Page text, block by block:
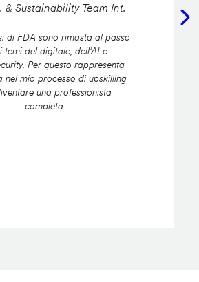
& Sustainability Team Int.
di FDA sono rimasta al passo
temi del digitale, dell’AI e
Per questo rappresenta
nel mio processo di upskilling
una professionista
completa.